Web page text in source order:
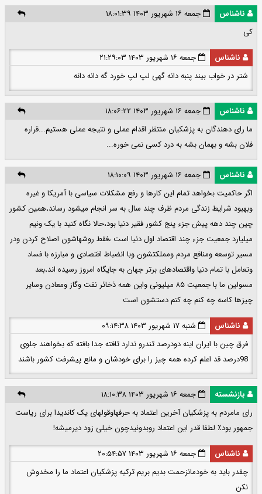
ناشناس
جمعه ۱۶ شهریور ۱۴۰۳ ۱۸:۰۱:۳۹
کی
ناشناس
جمعه ۱۶ شهریور ۱۴۰۳ ۲۱:۲۹:۰۳
شتر در خواب بیند پنبه دانه گهی لپ لپ خورد گه دانه دانه
ناشناس
جمعه ۱۶ شهریور ۱۴۰۳ ۱۸:۰۶:۲۲
ما رای دهندگان به پزشکیان منتظر اقدام عملی و نتیجه عملی هستیم...قراره
فلان بشه و بهمان بشه به درد کسی نمی خوره...
ناشناس
جمعه ۱۶ شهریور ۱۴۰۳ ۱۸:۱۰:۰۹
اگر حاکمیت بخواهد تمام این کارها و رفع مشکلات سیاسی با آمریکا و غیره
وبهبود شرایط زندگی مردم ظرف چند سال به سر انجام میشود رساند،همین کشور
چین چند دهه پیش جزء پنج کشور فقیر دنیا بود،حالا نگاه کنید با یک ونیم
میلیارد جمعیت جزء چند اقتصاد اول دنیا است ،فقط روشهاشون اصلاح کردن ودر
مسیر توسعه ومنافع مردم ومملکتشون وبا انضباط اقتصادی و مبارزه با فساد
وتعامل با تمام دنیا واقتصادهای برتر جهان به جایگاه امروز رسیده اند،بعد
مسولین ما با جمعیت ۸۵ میلیونی واین همه ذخائر نفت وگاز ومعادن وسایر
چیزها کاسه چه کنم چه کنم دستشون است
ناشناس
شنبه ۱۷ شهریور ۱۴۰۳ ۰۹:۱۴:۳۸
فرق چین با ایران اینه دو‌درصد تندرو ندارد تافته جدا بافته که بخواهند جلوی
98درصد قد اعلم کرده همه چیز را برای خودشان و مانع پیشرفت کشور باشند
بازنشسته
جمعه ۱۶ شهریور ۱۴۰۳ ۱۸:۱۰:۳۸
رای مامردم به پزشکیان آخرین اعتماد به حرفهاوقولهای یک کاندیدا برای ریاست
جمهور بود٪ لطفا قدر این اعتماد روبدونیدچون خیلی زود دیرمیشه!
ناشناس
جمعه ۱۶ شهریور ۱۴۰۳ ۲۰:۵۴:۵۷
چقدر باید به خودمانزحمت بدیم بریم ترکیه پزشکیان اعتماد ما را مخدوش
نکن